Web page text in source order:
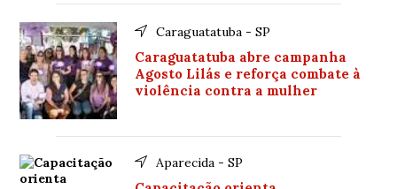
Caraguatatuba - SP
Caraguatatuba abre campanha
Agosto Lilás e reforça combate à
violência contra a mulher
Aparecida - SP